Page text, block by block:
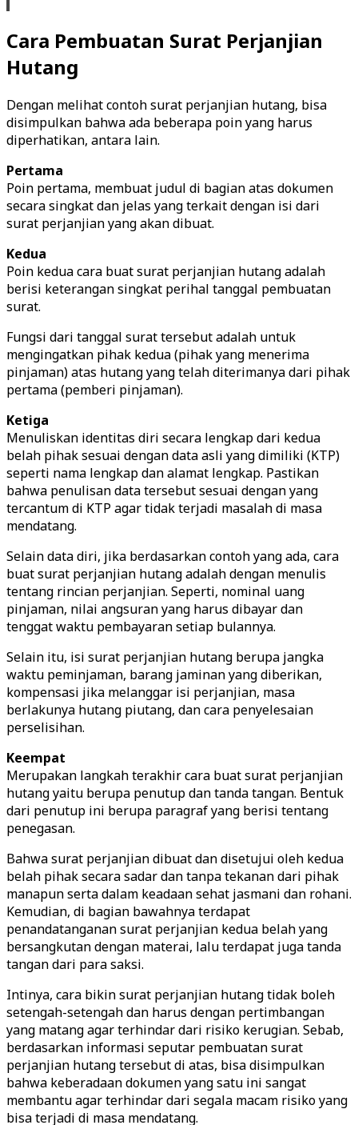
Cara Pembuatan Surat Perjanjian
Hutang
Dengan melihat contoh surat perjanjian hutang, bisa
disimpulkan bahwa ada beberapa poin yang harus
diperhatikan, antara lain.
Pertama
Poin pertama, membuat judul di bagian atas dokumen
secara singkat dan jelas yang terkait dengan isi dari
surat perjanjian yang akan dibuat.
Kedua
Poin kedua cara buat surat perjanjian hutang adalah
berisi keterangan singkat perihal tanggal pembuatan
surat.
Fungsi dari tanggal surat tersebut adalah untuk
mengingatkan pihak kedua (pihak yang menerima
pinjaman) atas hutang yang telah diterimanya dari pihak
pertama (pemberi pinjaman).
Ketiga
Menuliskan identitas diri secara lengkap dari kedua
belah pihak sesuai dengan data asli yang dimiliki (KTP)
seperti nama lengkap dan alamat lengkap. Pastikan
bahwa penulisan data tersebut sesuai dengan yang
tercantum di KTP agar tidak terjadi masalah di masa
mendatang.
Selain data diri, jika berdasarkan contoh yang ada, cara
buat surat perjanjian hutang adalah dengan menulis
tentang rincian perjanjian. Seperti, nominal uang
pinjaman, nilai angsuran yang harus dibayar dan
tenggat waktu pembayaran setiap bulannya.
Selain itu, isi surat perjanjian hutang berupa jangka
waktu peminjaman, barang jaminan yang diberikan,
kompensasi jika melanggar isi perjanjian, masa
berlakunya hutang piutang, dan cara penyelesaian
perselisihan.
Keempat
Merupakan langkah terakhir cara buat surat perjanjian
hutang yaitu berupa penutup dan tanda tangan. Bentuk
dari penutup ini berupa paragraf yang berisi tentang
penegasan.
Bahwa surat perjanjian dibuat dan disetujui oleh kedua
belah pihak secara sadar dan tanpa tekanan dari pihak
manapun serta dalam keadaan sehat jasmani dan rohani.
Kemudian, di bagian bawahnya terdapat
penandatanganan surat perjanjian kedua belah yang
bersangkutan dengan materai, lalu terdapat juga tanda
tangan dari para saksi.
Intinya, cara bikin surat perjanjian hutang tidak boleh
setengah-setengah dan harus dengan pertimbangan
yang matang agar terhindar dari risiko kerugian. Sebab,
berdasarkan informasi seputar pembuatan surat
perjanjian hutang tersebut di atas, bisa disimpulkan
bahwa keberadaan dokumen yang satu ini sangat
membantu agar terhindar dari segala macam risiko yang
bisa terjadi di masa mendatang.